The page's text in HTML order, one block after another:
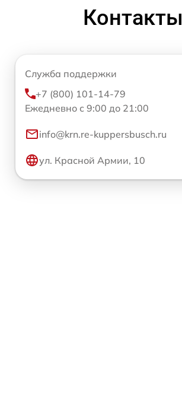
Контакты
Служба поддержки
+7 (800) 101-14-79
Ежедневно с 9:00 до 21:00
info@krn.re-kuppersbusch.ru
ул. Красной Армии, 10